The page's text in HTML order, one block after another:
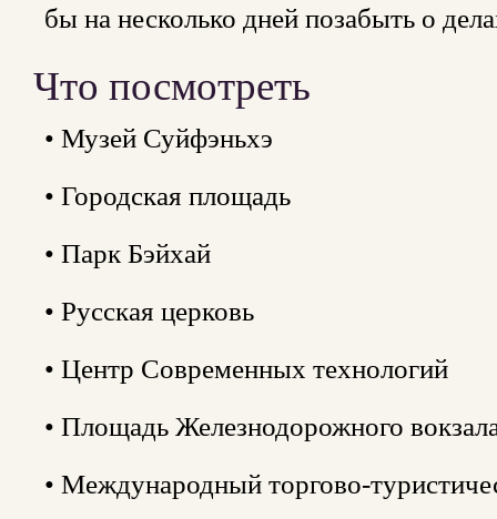
бы на несколько дней позабыть о
Что посмотреть
• Музей Суйфэньхэ
• Городская площадь
• Парк Бэйхай
• Русская церковь
• Центр Современных технологий
• Площадь Железнодорожного
• Международный торгово-